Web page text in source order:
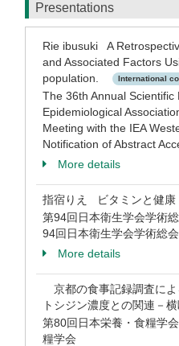
Presentations
Rie ibusuki A
and Associated Factors
population.
International
The 36th Annual
Epidemiological
Meeting with the IEA
Notification of Abstract
More details
指宿りえ ビタミンと健康
第94回日本衛生学会学術
94回日本衛生学会学術総会
More details
京都の食事記録調査に
トシジン濃度との関連－
第80回日本栄養・食糧学
糧学会